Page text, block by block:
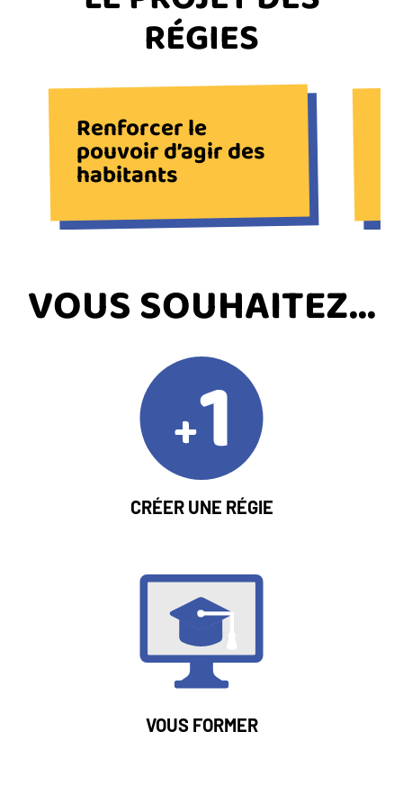
BLOC
RÉGIES
Renforcer le
pouvoir d’agir des
habitants
TITRE
VOUS SOUHAITEZ...
LIEN
CRÉER UNE RÉGIE
Image
LIEN
VOUS FORMER